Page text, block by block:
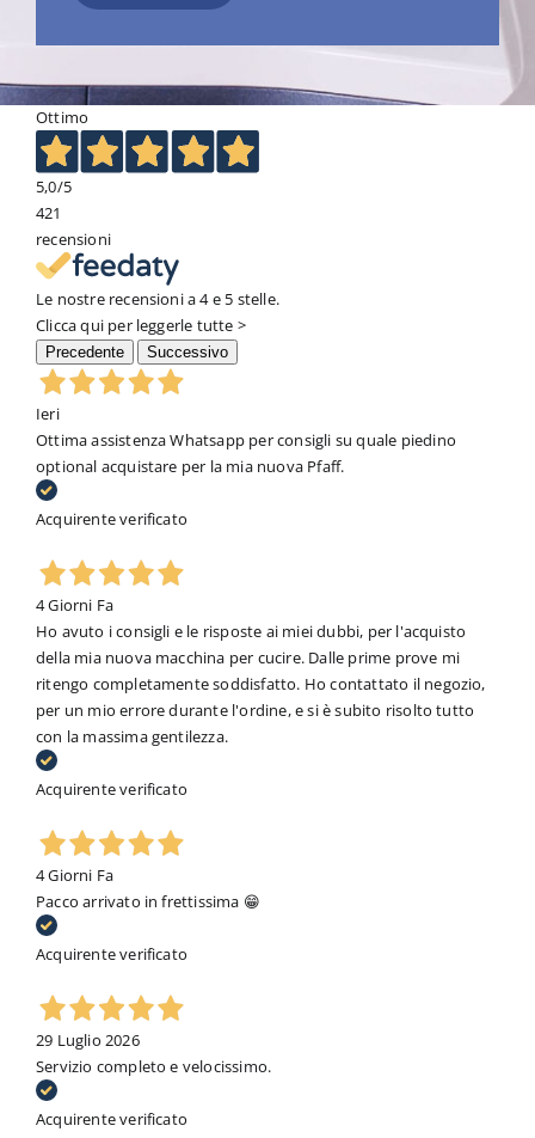
Ottimo
5,0/5
421
recensioni
Le nostre recensioni a 4 e 5 stelle.
Clicca qui per leggerle tutte >
Precedente Successivo
Ieri
Ottima assistenza Whatsapp per consigli su quale piedino
optional acquistare per la mia nuova Pfaff.
Acquirente verificato
4 Giorni Fa
Ho avuto i consigli e le risposte ai miei dubbi, per l'acquisto
della mia nuova macchina per cucire. Dalle prime prove mi
ritengo completamente soddisfatto. Ho contattato il negozio,
per un mio errore durante l'ordine, e si è subito risolto tutto
con la massima gentilezza.
Acquirente verificato
4 Giorni Fa
Pacco arrivato in frettissima 😁
Acquirente verificato
29 Luglio 2026
Servizio completo e velocissimo.
Acquirente verificato